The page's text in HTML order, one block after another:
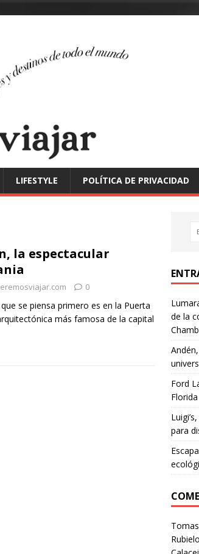
LIFESTYLE POLÍTICA DE PRIVACIDAD
la espectacular
0
se piensa primero es en la Puerta
más famosa de la capital
de la
Ford
Florida
para
Tomas